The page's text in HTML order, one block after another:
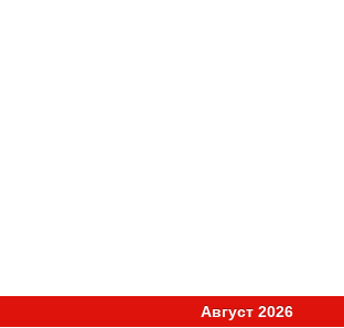
Август 2026